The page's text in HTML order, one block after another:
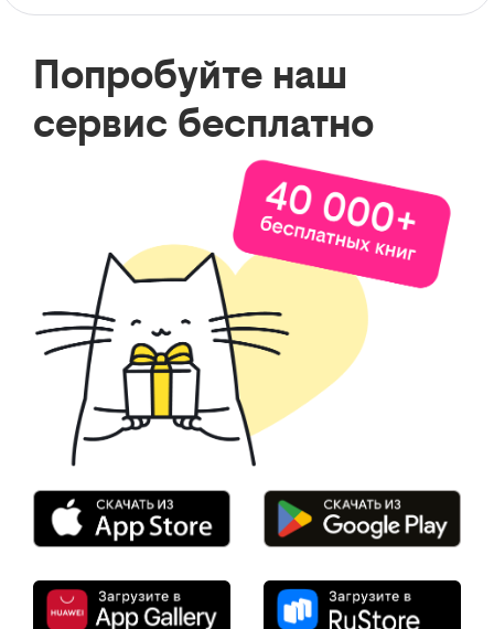
Попробуйте наш
сервис бесплатно